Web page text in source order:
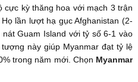
cực kỳ thăng hoa với mạch 3 trận
lần lượt hạ gục Afghanistan (2-
Guam Island với tỷ số 6-1 vào
này giúp Myanmar đạt tỷ lệ
trong năm mới. Chọn Myanmar